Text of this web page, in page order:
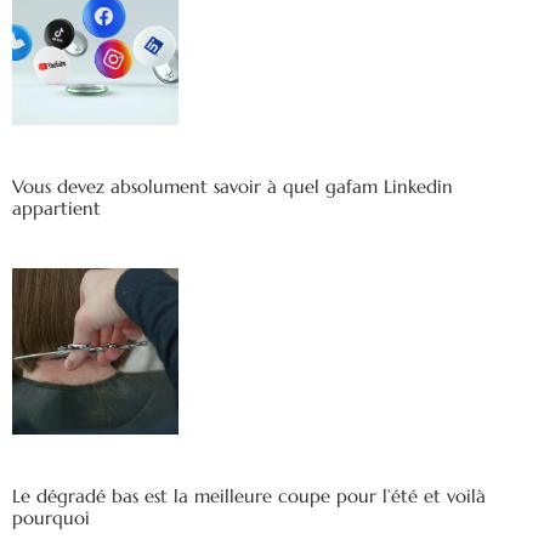
Vous devez absolument savoir à quel gafam Linkedin
appartient
Le dégradé bas est la meilleure coupe pour l’été et voilà
pourquoi